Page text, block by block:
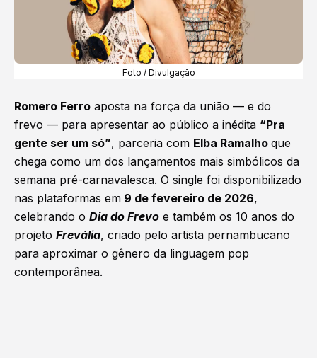
Foto / Divulgação
Romero Ferro aposta na força da união — e do
frevo — para apresentar ao público a inédita “Pra
gente ser um só”, parceria com Elba Ramalho que
chega como um dos lançamentos mais simbólicos da
semana pré-carnavalesca. O single foi disponibilizado
nas plataformas em 9 de fevereiro de 2026,
celebrando o Dia do Frevo e também os 10 anos do
projeto Frevália, criado pelo artista pernambucano
para aproximar o gênero da linguagem pop
contemporânea.